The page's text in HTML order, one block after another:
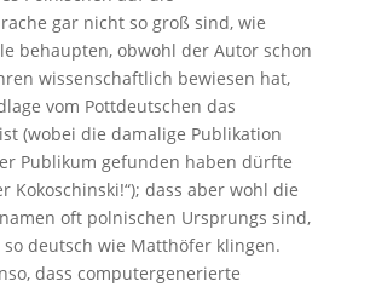
gar nicht so groß sind, wie
behaupten, obwohl der Autor schon
wissenschaftlich bewiesen hat,
vom Pottdeutschen das
(wobei die damalige Publikation
Publikum gefunden haben dürfte
Kokoschinski!“); dass aber wohl die
oft polnischen Ursprungs sind,
deutsch wie Matthöfer klingen.
dass computergenerierte